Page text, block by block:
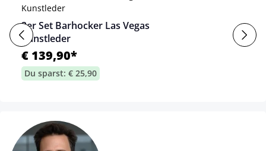
2er Set Barhocker Las Vegas
Kunstleder
€ 139,90*
Du sparst: € 25,90